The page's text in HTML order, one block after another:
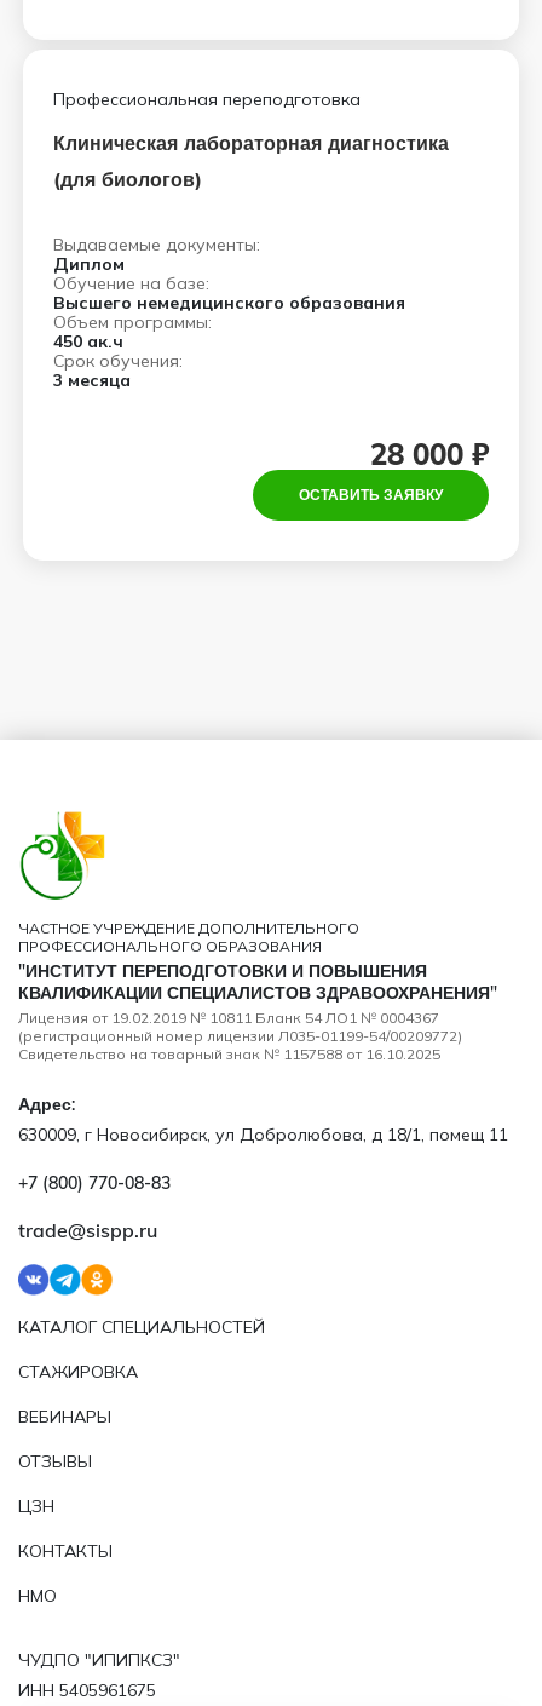
Профессиональная переподготовка
Клиническая лабораторная диагностика
(для биологов)
Выдаваемые документы:
Диплом
Обучение на базе:
Высшего немедицинского образования
Объем программы:
450 ак.ч
Срок обучения:
3 месяца
28 000 ₽
ОСТАВИТЬ ЗАЯВКУ
ЧАСТНОЕ УЧРЕЖДЕНИЕ ДОПОЛНИТЕЛЬНОГО
ПРОФЕССИОНАЛЬНОГО ОБРАЗОВАНИЯ
"ИНСТИТУТ ПЕРЕПОДГОТОВКИ И ПОВЫШЕНИЯ
КВАЛИФИКАЦИИ СПЕЦИАЛИСТОВ ЗДРАВООХРАНЕНИЯ"
Лицензия от 19.02.2019 № 10811 Бланк 54 ЛО1 № 0004367
(регистрационный номер лицензии Л035-01199-54/00209772)
Свидетельство на товарный знак № 1157588 от 16.10.2025
Адрес:
630009, г Новосибирск, ул Добролюбова, д 18/1, помещ 11
+7 (800) 770‑08‑83
trade@sispp.ru
КАТАЛОГ СПЕЦИАЛЬНОСТЕЙ
СТАЖИРОВКА
ВЕБИНАРЫ
ОТЗЫВЫ
ЦЗН
КОНТАКТЫ
НМО
ЧУДПО "ИПИПКСЗ"
ИНН 5405961675